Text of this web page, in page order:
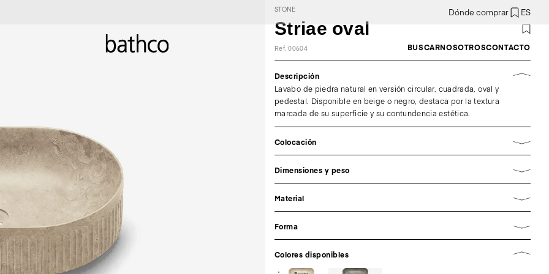
Dónde comprar ES
BUSCARNOSOTROSCONTACTO
STONE
Striae oval
Ref. 00604
Descripción
Lavabo de piedra natural en versión circular, cuadrada, oval y
pedestal. Disponible en beige o negro, destaca por la textura
marcada de su superficie y su contundencia estética.
Colocación
Dimensiones y peso
Material
Forma
Colores disponibles